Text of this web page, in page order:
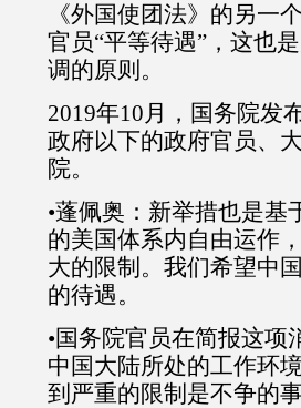
《外国使团法》的另一
官员“平等待遇”，这也
调的原则。
2019年10月，国务院发
政府以下的政府官员、
院。
•蓬佩奥：新举措也是
的美国体系内自由运作
大的限制。我们希望中
的待遇。
•国务院官员在简报这
中国大陆所处的工作环
到严重的限制是不争的事